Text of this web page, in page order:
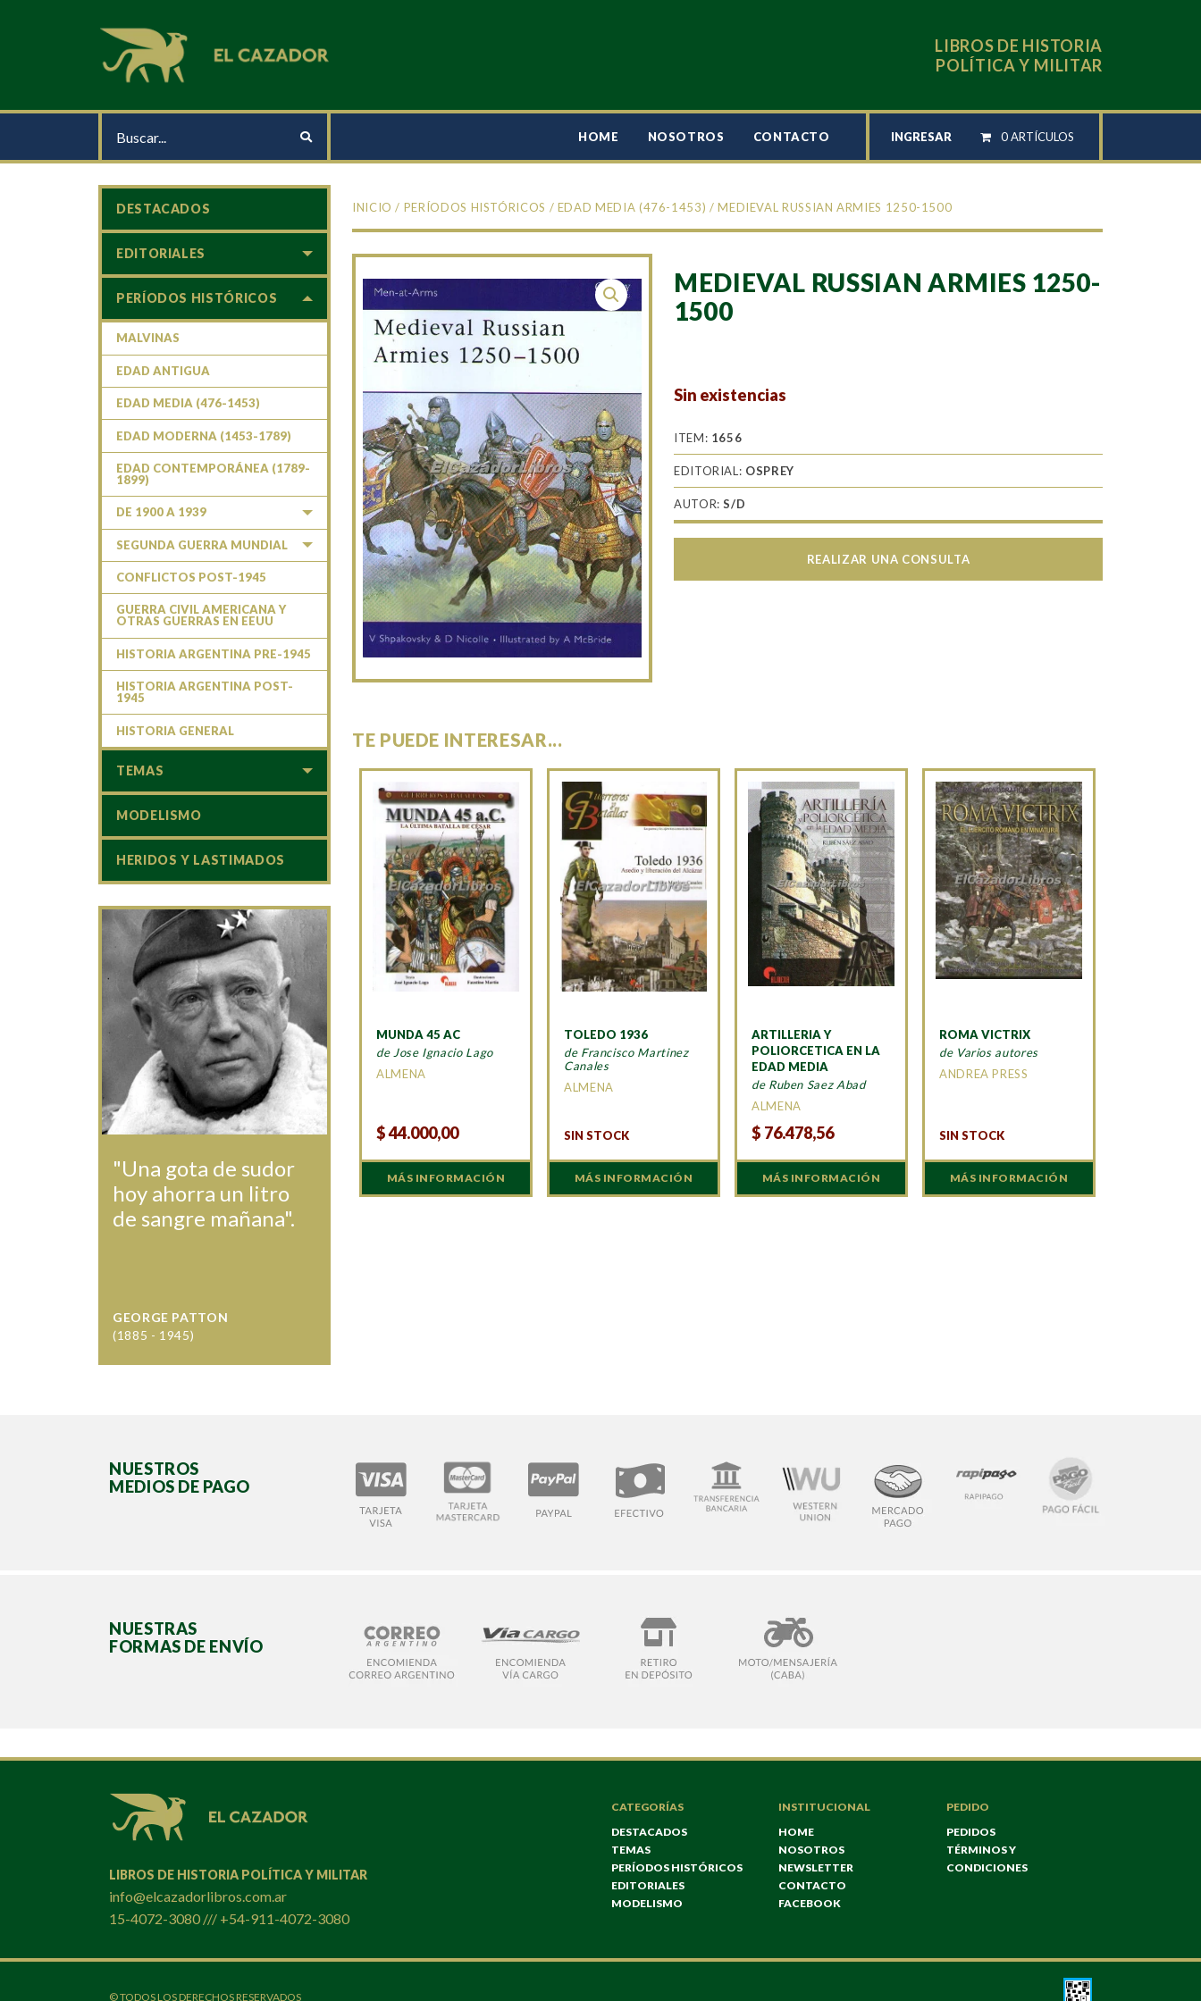
LIBROS DE HISTORIA
POLÍTICA Y MILITAR
HOME NOSOTROS CONTACTO INGRESAR 0 ARTÍCULOS
INICIO / PERÍODOS HISTÓRICOS / EDAD MEDIA (476-1453) / MEDIEVAL RUSSIAN ARMIES 1250-1500
MEDIEVAL RUSSIAN ARMIES 1250-
1500
Sin existencias
ITEM: 1656
EDITORIAL: OSPREY
AUTOR:S/D
REALIZAR UNA CONSULTA
TE PUEDE INTERESAR...
MUNDA 45 AC
de Jose Ignacio Lago
ALMENA
$44.000,00
MÁS INFORMACIÓN
TOLEDO 1936
de Francisco Martinez
Canales
ALMENA
SIN STOCK
MÁS INFORMACIÓN
ARTILLERIA Y
POLIORCETICA EN LA
EDAD MEDIA
de Ruben Saez Abad
ALMENA
$ 76.478,56
MÁS INFORMACIÓN
ROMA VICTRIX
de Varios autores
ANDREA PRESS
SIN STOCK
MÁS INFORMACIÓN
DESTACADOS
EDITORIALES
PERÍODOS HISTÓRICOS
MALVINAS
EDAD ANTIGUA
EDAD MEDIA (476-1453)
EDAD MODERNA (1453-1789)
EDAD CONTEMPORÁNEA (1789-
1899)
DE 1900 A 1939
SEGUNDA GUERRA MUNDIAL
CONFLICTOS POST-1945
GUERRA CIVIL AMERICANA Y
OTRAS GUERRAS EN EEUU
HISTORIA ARGENTINA PRE-1945
HISTORIA ARGENTINA POST-
1945
HISTORIA GENERAL
TEMAS
MODELISMO
HERIDOS Y LASTIMADOS
"Una gota de sudor
hoy ahorra un litro
de sangre mañana".
GEORGE PATTON
(1885 - 1945)
NUESTROS
MEDIOS DE PAGO
NUESTRAS
FORMAS DE ENVÍO
LIBROS DE HISTORIA POLÍTICA Y MILITAR
info@elcazadorlibros.com.ar
15-4072-3080 /// +54-911-4072-3080
CATEGORÍAS
DESTACADOS
TEMAS
PERÍODOS HISTÓRICOS
EDITORIALES
MODELISMO
INSTITUCIONAL
HOME
NOSOTROS
NEWSLETTER
CONTACTO
FACEBOOK
PEDIDO
PEDIDOS
TÉRMINOS Y
CONDICIONES
© TODOS LOS DERECHOS RESERVADOS